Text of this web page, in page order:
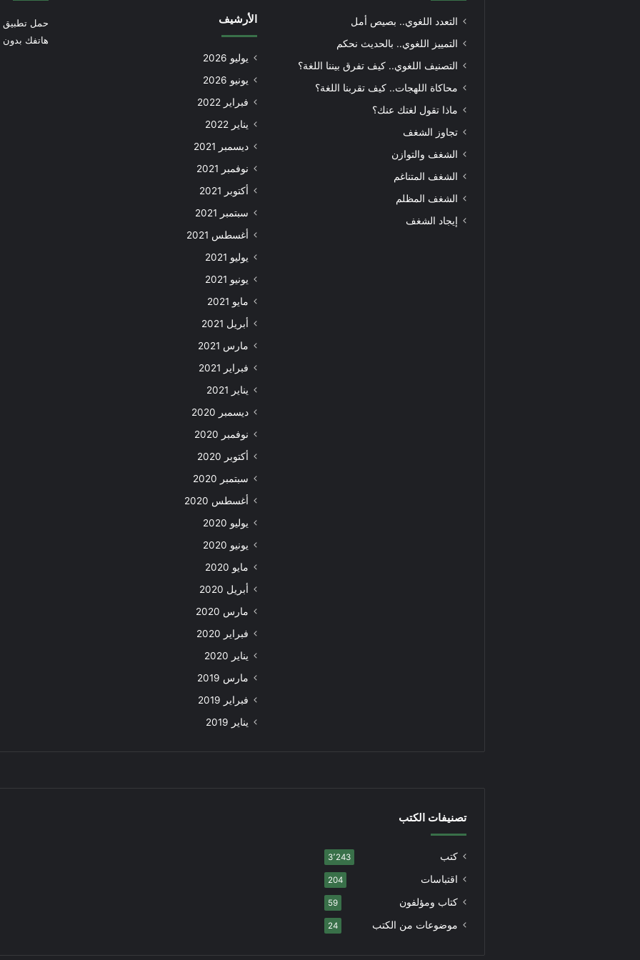
التعدد اللغوي.. بصيص أمل
التمييز اللغوي.. بالحديث نحكم
التصنيف اللغوي.. كيف تفرق بيننا اللغة؟
محاكاة اللهجات.. كيف تقربنا اللغة؟
ماذا تقول لغتك عنك؟
تجاوز الشغف
الشغف والتوازن
الشغف المتناغم
الشغف المظلم
إيجاد الشغف
الأرشيف
يوليو 2026
يونيو 2026
فبراير 2022
يناير 2022
ديسمبر 2021
نوفمبر 2021
أكتوبر 2021
سبتمبر 2021
أغسطس 2021
يوليو 2021
يونيو 2021
مايو 2021
أبريل 2021
مارس 2021
فبراير 2021
يناير 2021
ديسمبر 2020
نوفمبر 2020
أكتوبر 2020
سبتمبر 2020
أغسطس 2020
يوليو 2020
يونيو 2020
مايو 2020
أبريل 2020
مارس 2020
فبراير 2020
يناير 2020
مارس 2019
فبراير 2019
يناير 2019
حمل تطبيق
هاتفك بدون
تصنيفات الكتب
كتب 3٬243
اقتباسات 204
كتاب ومؤلفون 59
موضوعات من الكتب 24